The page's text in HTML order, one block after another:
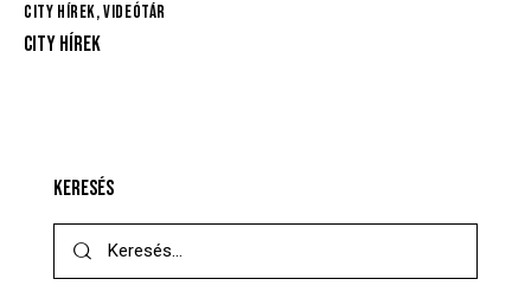
CITY HÍREK,VIDEÓTÁR
CITY HÍREK
KERESÉS